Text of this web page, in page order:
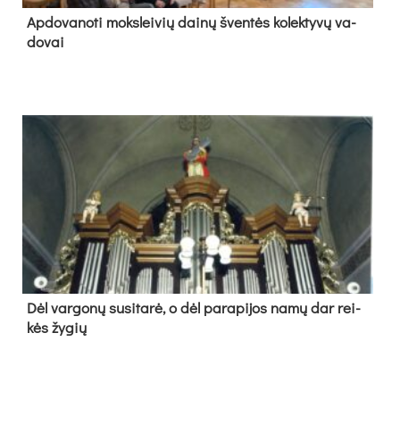
Ap­do­va­no­ti moks­lei­vių dai­nų šven­tės ko­lek­ty­vų va­
do­vai
Dėl var­go­nų su­si­ta­rė, o dėl pa­ra­pi­jos na­mų dar rei­
kės žy­gių